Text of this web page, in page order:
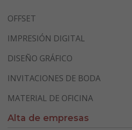
OFFSET
IMPRESIÓN DIGITAL
DISEÑO GRÁFICO
INVITACIONES DE BODA
MATERIAL DE OFICINA
Alta de empresas